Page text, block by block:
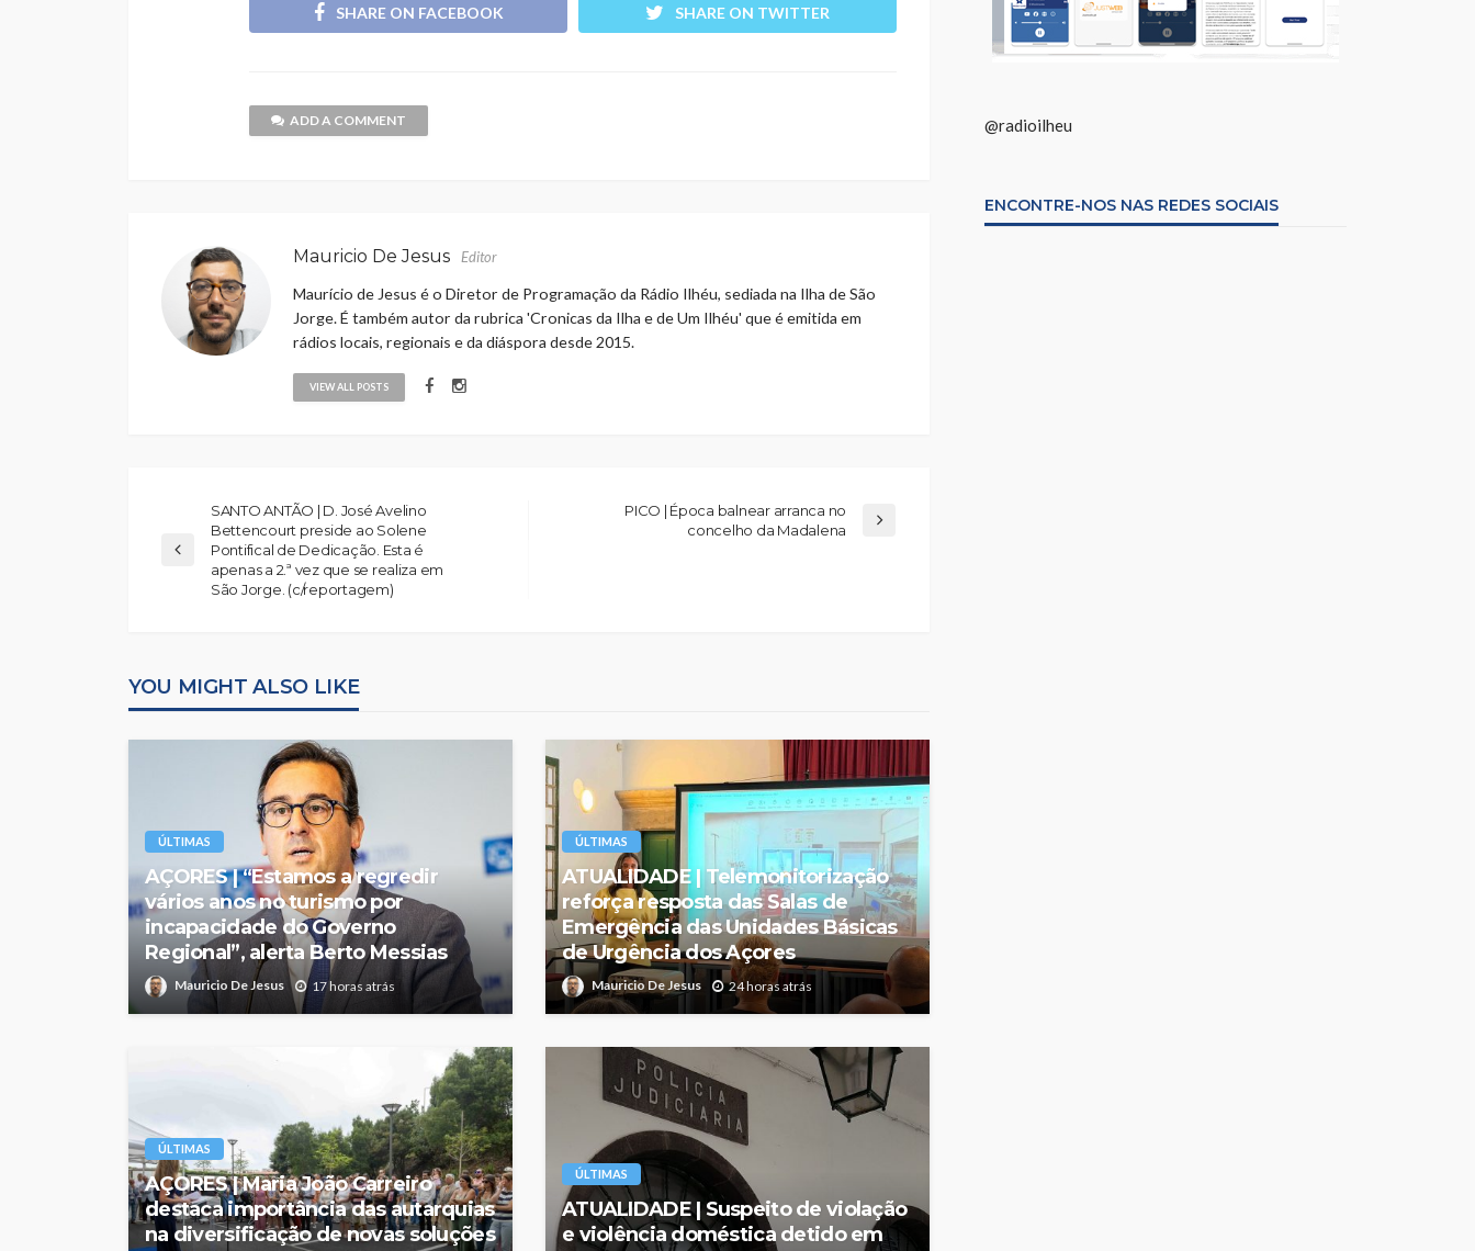
SHARE ON FACEBOOK SHARE ON TWITTER
ADD A COMMENT
Mauricio De Jesus Editor
Maurício de Jesus é o Diretor de Programação da Rádio Ilhéu, sediada na Ilha de São
Jorge. É também autor da rubrica 'Cronicas da Ilha e de Um Ilhéu' que é emitida em
rádios locais, regionais e da diáspora desde 2015.
VIEW ALL POSTS
SANTO ANTÃO | D. José Avelino
Bettencourt preside ao Solene
Pontifical de Dedicação. Esta é
apenas a 2.ª vez que se realiza em
São Jorge. (c/reportagem)
PICO | Época balnear arranca no
concelho da Madalena
YOU MIGHT ALSO LIKE
ÚLTIMAS
AÇORES | “Estamos a regredir
vários anos no turismo por
incapacidade do Governo
Regional”, alerta Berto Messias
Mauricio De Jesus 17 horas atrás
ÚLTIMAS
ATUALIDADE | Telemonitorização
reforça resposta das Salas de
Emergência das Unidades Básicas
de Urgência dos Açores
Mauricio De Jesus 24 horas atrás
ÚLTIMAS
AÇORES | Maria João Carreiro
destaca importância das autarquias
na diversificação de novas soluções
ÚLTIMAS
ATUALIDADE | Suspeito de violação
e violência doméstica detido em
@radioilheu
ENCONTRE-NOS NAS REDES SOCIAIS